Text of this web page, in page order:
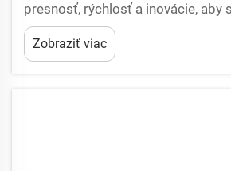
presnosť, rýchlosť a inovácie, aby
zachraňujúce technológie dostali
prísne regulovanom prostredí
výrobného prototypovania ako
Zobraziť viac